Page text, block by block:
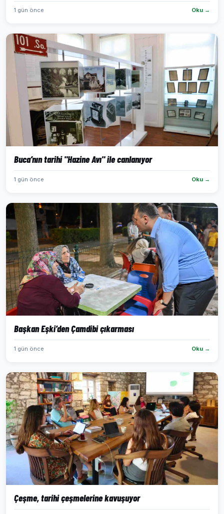
1 gün önce Oku →
Buca’nın tarihi "Hazine Avı" ile canlanıyor
1 gün önce Oku →
Başkan Eşki’den Çamdibi çıkarması
1 gün önce Oku →
Çeşme, tarihi çeşmelerine kavuşuyor